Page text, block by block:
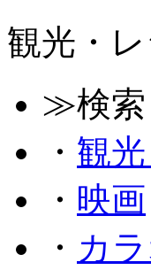
観光・
≫検索
・ 観
・ 映画
・ カ